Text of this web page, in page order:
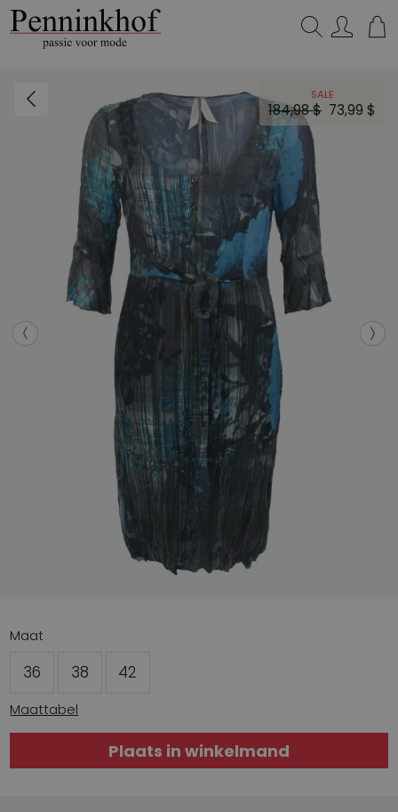
SALE
184,98 $ 73,99 $
Maat
36 38 42
Maattabel
Plaats in winkelmand